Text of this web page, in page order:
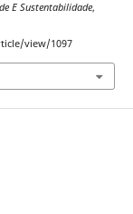
E Sustentabilidade,
view/1097